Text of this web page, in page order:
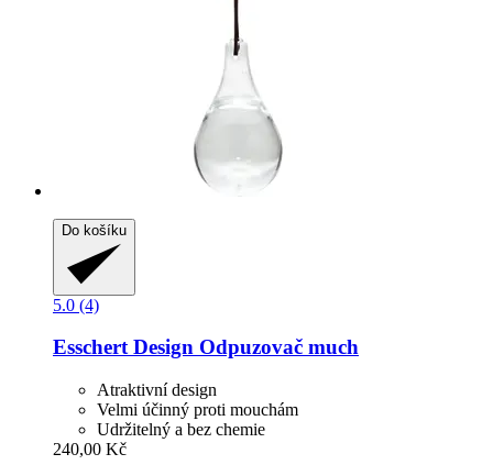
Do košíku
5.0 (4)
Esschert Design Odpuzovač much
Atraktivní design
Velmi účinný proti mouchám
Udržitelný a bez chemie
240,00 Kč